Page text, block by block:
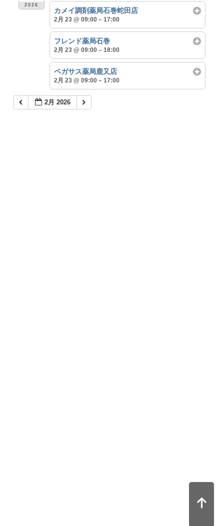
2026
カメイ調剤薬局石巻蛇田店
2月 23 @ 09:00 – 17:00
フレンド薬局石巻
2月 23 @ 09:00 – 18:00
ペガサス薬局鹿又店
2月 23 @ 09:00 – 17:00
2月 2026